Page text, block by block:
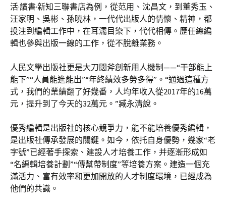
活·讀書·新知三聯書店為例，從范用、沈昌文，到董秀玉、
汪家明、吳彬、孫曉林，一代代出版人的情懷、精神，都
投注到編輯工作中，在耳濡目染下，代代相傳。歷任總編
輯也參與出版一線的工作，從不脫離業務。
人民文學出版社更是大刀闊斧創新用人機制——“干部能上
能下”“人員能進能出”“年終績效多勞多得”。“通過這種方
式，我們的業績翻了好幾番，人均年收入從2017年的16萬
元，提升到了今天的32萬元。”臧永清說。
優秀編輯是出版社的核心競爭力，能不能培養優秀編輯，
是出版社傳承發展的關鍵。如今，依托自身優勢，幾家“老
字號”已經著手探索、建設人才培養工作，并逐漸形成如
“名編輯培養計劃”“傳幫帶制度”等培養方案。建造一個充
滿活力、富有效率和更加開放的人才制度環境，已經成為
他們的共識。